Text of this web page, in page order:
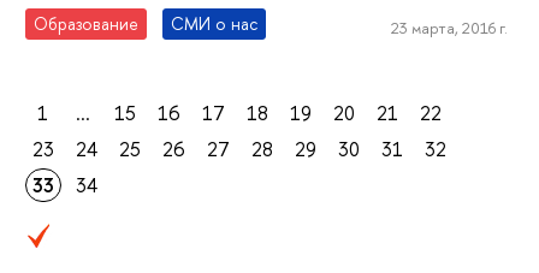
Образование СМИ о нас 23 марта, 2016 г.
1 ... 15 16 17 18 19 20 21
22
23
24 25 26 27 28 29 30 31
32
33
34